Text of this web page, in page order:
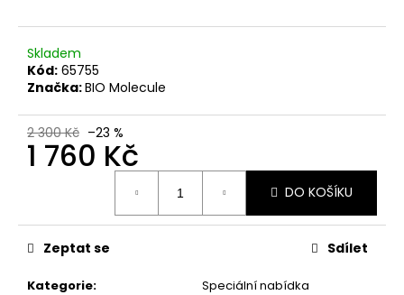
Skladem
Kód: 65755
Značka:BIO Molecule
2 300 Kč –23 %
1 760 Kč
DO KOŠÍKU
Kategorie:
Speciální nabídka
Zeptat se Sdílet
o
p
o
r
u
e
m
e